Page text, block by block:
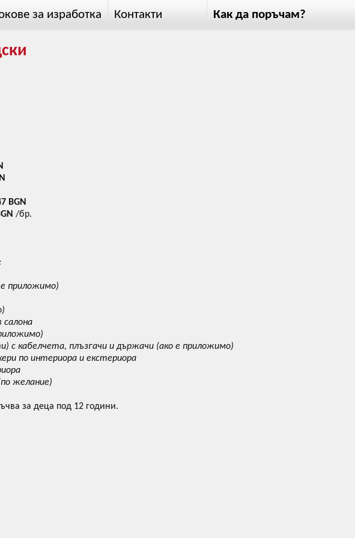
за изработка Контакти Как да поръчам?
BGN
/бр.
приложимо)
с кабелчета, плъзгачи и държачи (ако е приложимо)
по интериора и екстериора
желание)
за деца под 12 години.